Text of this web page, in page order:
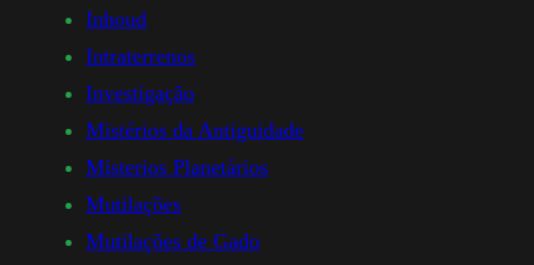
Inhoud
Intraterrenos
Investigação
Mistérios da Antiguidade
Misterios Planetários
Mutilações
Mutilações de Gado